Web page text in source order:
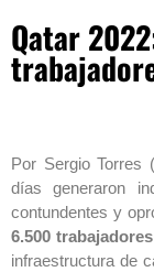
Qatar
Por Sergio Torres
días generaron
contundentes y
6.500
infraestructura de